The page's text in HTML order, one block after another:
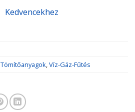
Kedvencekhez
Tömítőanyagok,Víz-Gáz-Fűtés